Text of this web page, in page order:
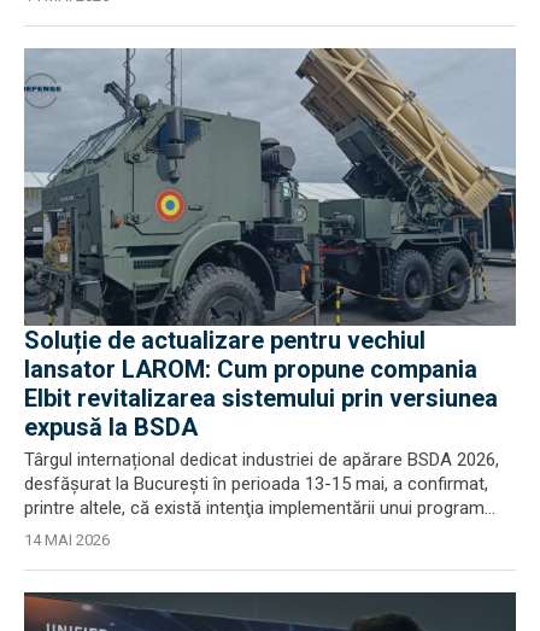
Soluție de actualizare pentru vechiul
lansator LAROM: Cum propune compania
Elbit revitalizarea sistemului prin versiunea
expusă la BSDA
Târgul internațional dedicat industriei de apărare BSDA 2026,
desfășurat la București în perioada 13-15 mai, a confirmat,
printre altele, că există intenţia implementării unui program...
14 MAI 2026